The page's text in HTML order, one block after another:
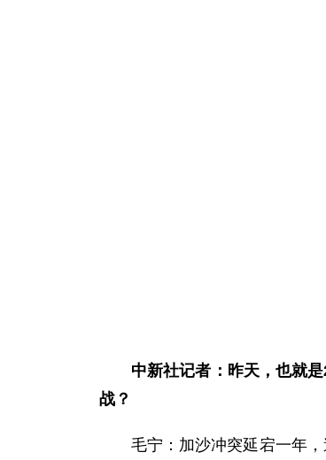
中新社记者：昨天，也就
战？
毛宁： 加沙冲突延宕一年